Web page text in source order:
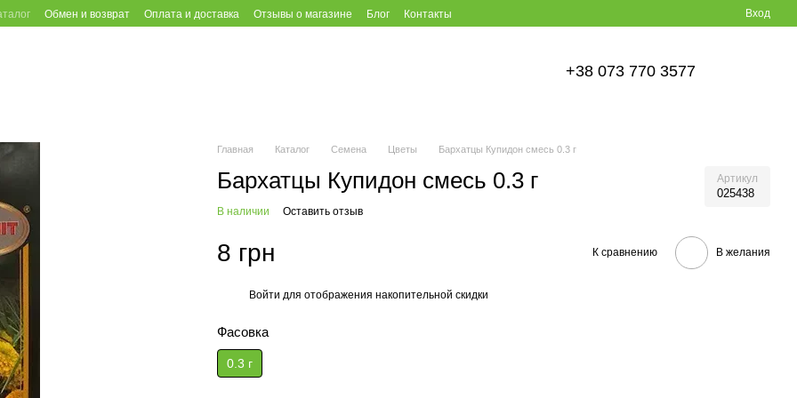
Обмен и возврат Оплата и доставка Отзывы о магазине Блог Контакты Вход
+38 073 770 3577
Главная Каталог Семена Цветы Бархатцы Купидон смесь 0.3 г
Бархатцы Купидон смесь 0.3 г Артикул
025438
В наличии Оставить отзыв
8 грн К сравнению В желания
Войти для отображения накопительной скидки
Фасовка
0.3 г